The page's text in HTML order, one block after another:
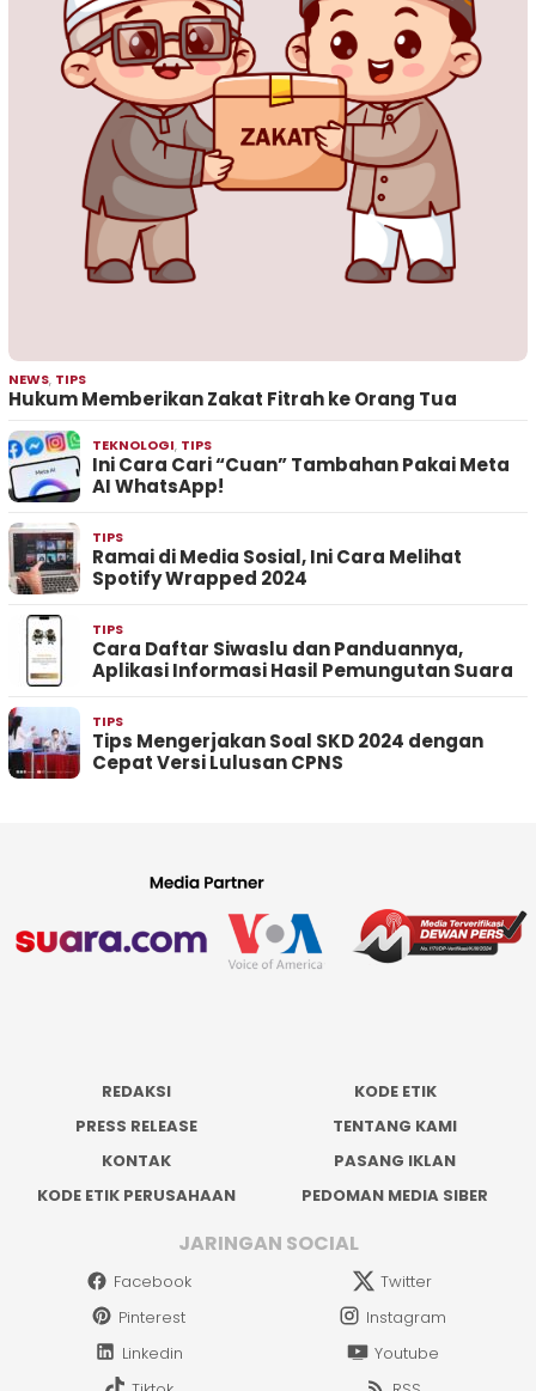
NEWS, TIPS
Hukum Memberikan Zakat Fitrah ke Orang Tua
TEKNOLOGI, TIPS
Ini Cara Cari “Cuan” Tambahan Pakai Meta
AI WhatsApp!
TIPS
Ramai di Media Sosial, Ini Cara Melihat
Spotify Wrapped 2024
TIPS
Cara Daftar Siwaslu dan Panduannya,
Aplikasi Informasi Hasil Pemungutan Suara
TIPS
Tips Mengerjakan Soal SKD 2024 dengan
Cepat Versi Lulusan CPNS
REDAKSI
KODE ETIK
PRESS RELEASE
TENTANG KAMI
KONTAK
PASANG IKLAN
KODE ETIK PERUSAHAAN
PEDOMAN MEDIA SIBER
JARINGAN SOCIAL
Facebook
Twitter
Pinterest
Instagram
Linkedin
Youtube